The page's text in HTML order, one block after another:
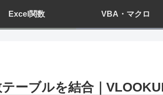
Excel関数 VBA・マクロ
ーブルを結合｜